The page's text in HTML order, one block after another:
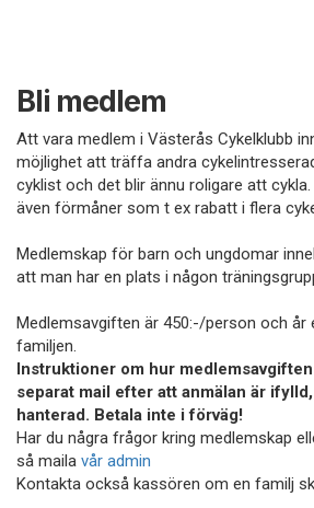
Bli medlem
Att vara medlem i Västerås Cykelklubb
möjlighet att träffa andra
cyklist och det blir ännu roligare att
även förmåner som t ex rabatt i flera
Medlemskap för barn och ungdomar
att man har en plats i någon
Medlemsavgiften är 450:-/person och år
familjen.
Instruktioner om hur
separat mail efter att anmälan är
hanterad. Betala inte i förväg!
Har du några frågor kring medlemskap
så maila vår admin
Kontakta också kassören om en familj